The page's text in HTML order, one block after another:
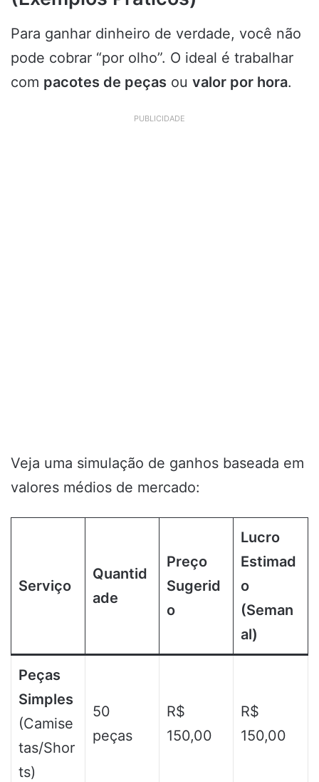
Para ganhar dinheiro de verdade, você não
pode cobrar “por olho”. O ideal é trabalhar
com pacotes de peças ou valor por hora.
PUBLICIDADE
Veja uma simulação de ganhos baseada em
valores médios de mercado:
Serviço
Quantid
ade
Preço
Sugerid
o
Lucro
Estimad
o
(Seman
al)
Peças
Simples
(Camise
tas/Shor
ts)
50
peças
R$
150,00
R$
150,00